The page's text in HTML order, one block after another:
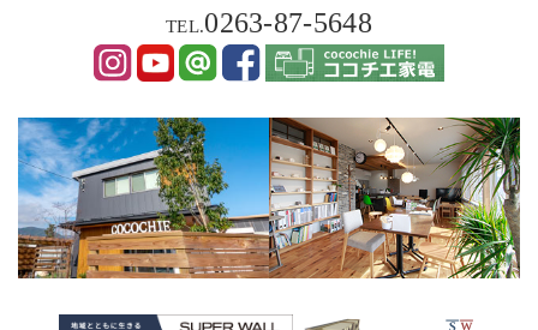
TEL.0263-87-5648